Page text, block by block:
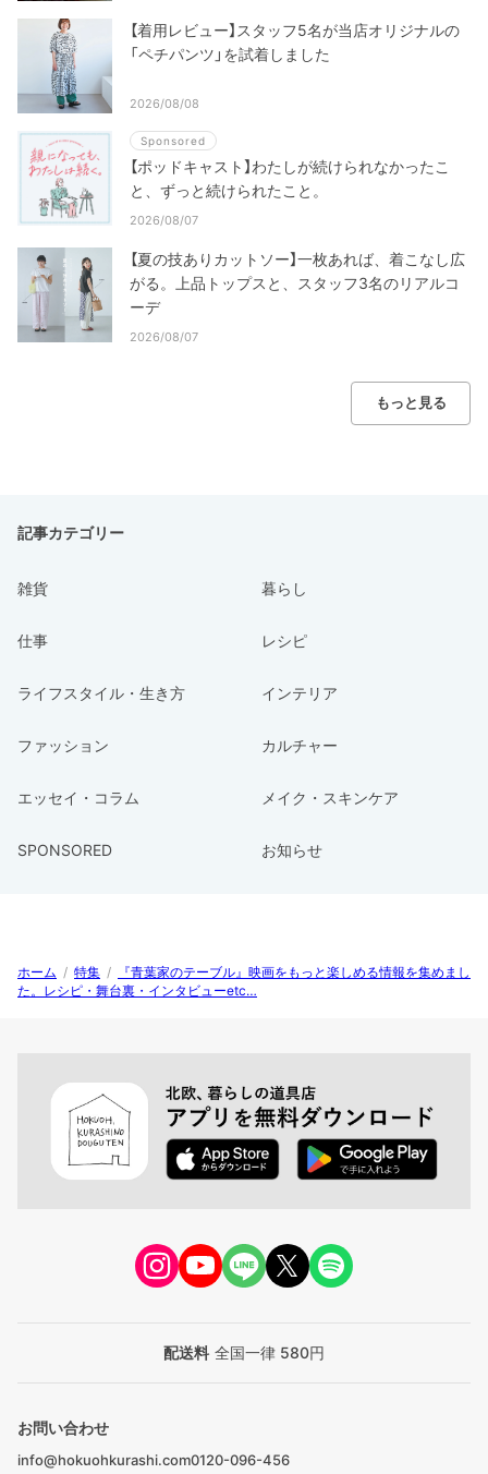
【着用レビュー】スタッフ5名が当店オリジナルの
「ペチパンツ」を試着しました
2026/08/08
Sponsored
【ポッドキャスト】わたしが続けられなかったこ
と、ずっと続けられたこと。
2026/08/07
【夏の技ありカットソー】一枚あれば、着こなし広
がる。上品トップスと、スタッフ3名のリアルコ
ーデ
2026/08/07
もっと見る
記事カテゴリー
雑貨 暮らし
仕事 レシピ
ライフスタイル・生き方 インテリア
ファッション カルチャー
エッセイ・コラム メイク・スキンケア
SPONSORED お知らせ
ホーム / 特集 /
『青葉家のテーブル』映画をもっと楽しめる情報を集めまし
た。レシピ・舞台裏・インタビューetc…
配送料 全国一律 580円
お問い合わせ
info@hokuohkurashi.com0120-096-456